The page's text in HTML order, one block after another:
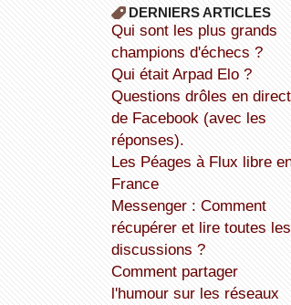
DERNIERS ARTICLES
Qui sont les plus grands
champions d'échecs ?
Qui était Arpad Elo ?
Questions drôles en direct
de Facebook (avec les
réponses).
Les Péages à Flux libre en
France
Messenger : Comment
récupérer et lire toutes les
discussions ?
Comment partager
l'humour sur les réseaux